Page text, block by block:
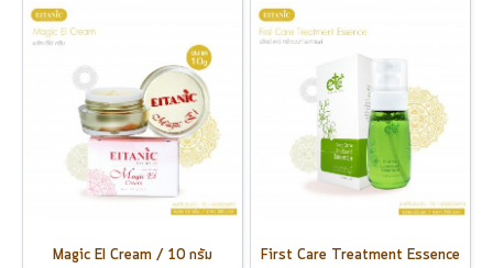
Magic EI Cream / 10 กรัม First Care Treatment Essence